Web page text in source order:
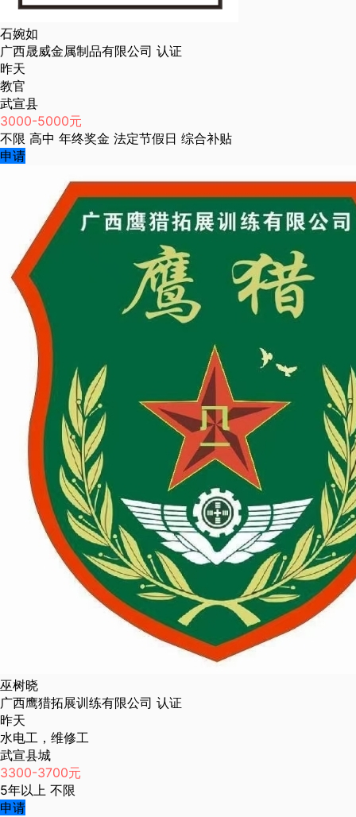
石婉如
广西晟威金属制品有限公司 认证
昨天
教官
武宣县
3000-5000元
不限 高中 年终奖金 法定节假日 综合补贴
申请
巫树晓
广西鹰猎拓展训练有限公司 认证
昨天
水电工，维修工
武宣县城
3300-3700元
5年以上 不限
申请